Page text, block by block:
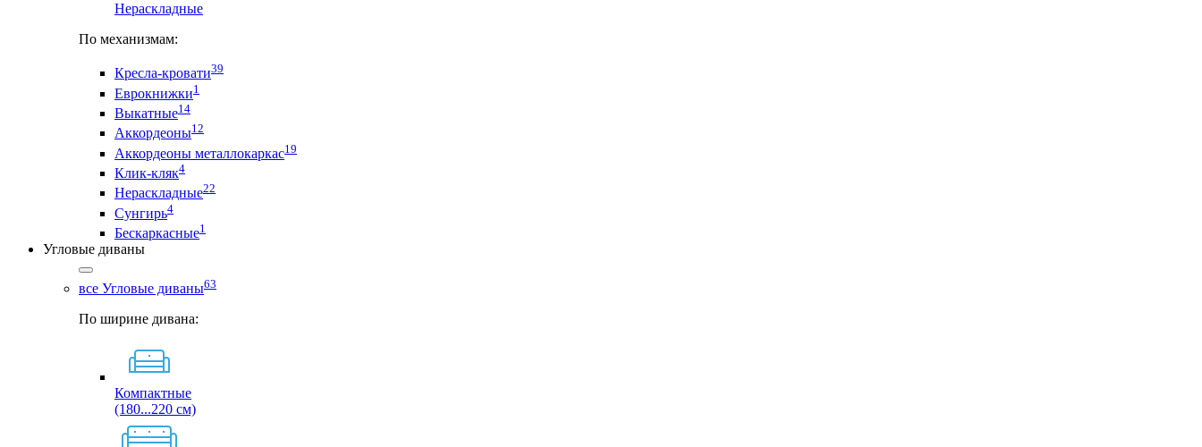
Нераскладные
По механизмам:
Кресла-кровати39
Еврокнижки1
Выкатные14
Аккордеоны12
Аккордеоны металлокаркас19
Клик-кляк4
Нераскладные22
Сунгирь4
Бескаркасные1
Угловые диваны
все Угловые диваны63
По ширине дивана:
Компактные
(180...220 см)